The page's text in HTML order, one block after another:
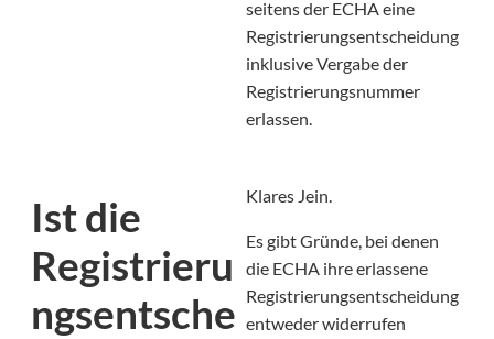
seitens der ECHA eine
Registrierungsentscheidung
inklusive Vergabe der
Registrierungsnummer
erlassen.
Ist die
Registrieru
ngsentsche
Klares Jein.
Es gibt Gründe, bei denen
die ECHA ihre erlassene
Registrierungsentscheidung
entweder widerrufen